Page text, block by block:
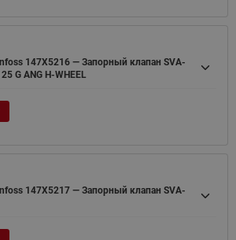
147X5216 — Запорный клапан SVA-
G ANG H-WHEEL
147X5217 — Запорный клапан SVA-